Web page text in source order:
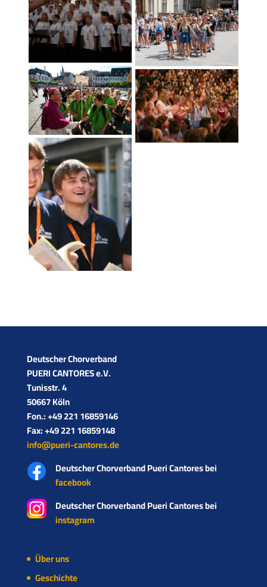
Deutscher Chorverband­
PUERI CANTORES e.V.
Tunisstr. 4
50667 Köln
Fon.: +49 221 16859146
Fax: +49 221 16859148
info@pueri-cantores.de
Deutscher Chorverband Pueri Cantores bei
facebook
Deutscher Chorverband Pueri Cantores bei
instagram
Über uns
Geschichte